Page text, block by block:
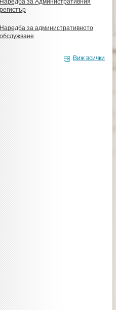
Наредба за Административния
регистър
Наредба за административното
обслужване
Виж всички